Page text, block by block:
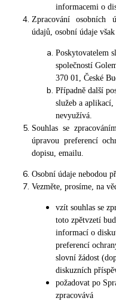
informacemi o
Zpracování osobních
údajů, osobní údaje
Poskytovatelem
společností
370 01, České
Případně další
služeb a aplikací,
nevyužívá.
Souhlas se
úpravou preferencí
dopisu, emailu.
Osobní údaje nebodou
Vezměte, prosíme, na
vzít souhlas se
toto zpětvzetí
informací o
preferencí
slovní žádost
diskuzních
požadovat po
zpracovává